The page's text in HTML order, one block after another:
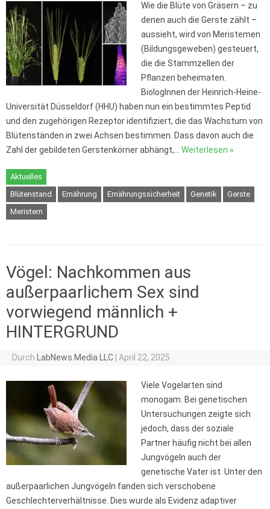
Wie die Blüte von Gräsern – zu
denen auch die Gerste zählt –
aussieht, wird von Meristemen
(Bildungsgeweben) gesteuert,
die die Stammzellen der
Pflanzen beheimaten.
BiologInnen der Heinrich-Heine-
Universität Düsseldorf (HHU) haben nun ein bestimmtes Peptid
und den zugehörigen Rezeptor identifiziert, die das Wachstum von
Blütenständen in zwei Achsen bestimmen. Dass davon auch die
Zahl der gebildeten Gerstenkörner abhängt,… Weiterlesen »
Aktuelles
Blütenstand
Ernährung Ernährungssicherheit Genetik
Gerste
Meristem
Vögel: Nachkommen aus
außerpaarlichem Sex sind
vorwiegend männlich +
HINTERGRUND
Durch LabNews Media LLC April 22, 2025
Viele Vogelarten sind
monogam. Bei genetischen
Untersuchungen zeigte sich
jedoch, dass der soziale
Partner häufig nicht bei allen
Jungvögeln auch der
genetische Vater ist. Unter den
außerpaarlichen Jungvögeln fanden sich verschobene
Geschlechterverhältnisse. Dies wurde als Evidenz adaptiver